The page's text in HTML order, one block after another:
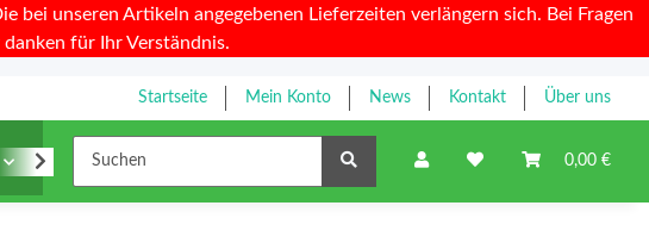
bei unseren Artikeln angegebenen Lieferzeiten verlängern sich. Bei Fragen
für Ihr Verständnis.
Startseite Mein Konto News Kontakt Über uns
0,00 €
Toner